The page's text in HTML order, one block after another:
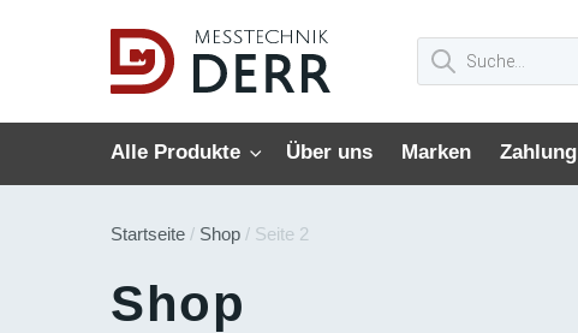
Alle Produkte Über uns Marken Zahlung
Startseite / Shop / Seite 2
Shop